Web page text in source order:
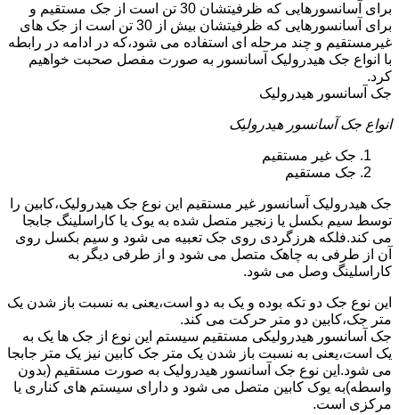
برای آسانسورهایی که ظرفیتشان 30 تن است از جک مستقیم و
برای آسانسورهایی که ظرفیتشان بیش از 30 تن است از جک های
غیرمستقیم و چند مرحله ای استفاده می شود،که در ادامه در رابطه
با انواع جک هیدرولیک آسانسور به صورت مفصل صحبت خواهیم
کرد.
جک آسانسور هیدرولیک
انواع جک آسانسور هیدرولیک
جک غیر مستقیم
جک مستقیم
جک هیدرولیک آسانسور غیر مستقیم این نوع جک هیدرولیک،کابین را
توسط سیم بکسل یا زنجیر متصل شده به یوک یا کاراسلینگ جابجا
می کند.فلکه هرزگردی روی جک تعبیه می شود و سیم بکسل روی
آن از طرفی به چاهک متصل می شود و از طرفی دیگر به
کاراسلینگ وصل می شود.
این نوع جک دو تکه بوده و یک به دو است،یعنی به نسبت باز شدن یک
متر جک،کابین دو متر حرکت می کند.
جک آسانسور هیدرولیکی مستقیم سیستم این نوع از جک ها یک به
یک است،یعنی به نسبت باز شدن یک متر جک کابین نیز یک متر جابجا
می شود.این نوع جک آسانسور هیدرولیک به صورت مستقیم (بدون
واسطه)به یوک کابین متصل می شود و دارای سیستم های کناری یا
مرکزی است.